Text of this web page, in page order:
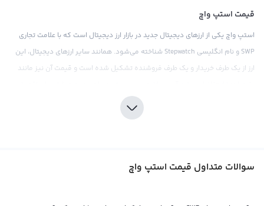
قیمت استپ واچ
استپ واچ یکی از ارزهای دیجیتال جدید در بازار ارز دیجیتال است که با علامت تجاری
SWP و نام انگلیسی Stepwatch شناخته می‌شود. همانند سایر ارزهای دیجیتال، این
ارز از یک طرف خریدار و یک طرف فروشنده تشکیل شده است و قیمت آن نیز مانند
سیاسی، اجتماعی و سایر عوامل فاندامنتال، قیمت استپ واچ در بازار ارز دیجیتال
متغیر است و همچنان در حال رشد و پیشرفت می باشد.
سایر ارزهای دیجیتال مثل بیت کوین و اتریوم هم مبادله می‌شود. قیمت استپ واچ
سوالات متداول قیمت استپ واچ